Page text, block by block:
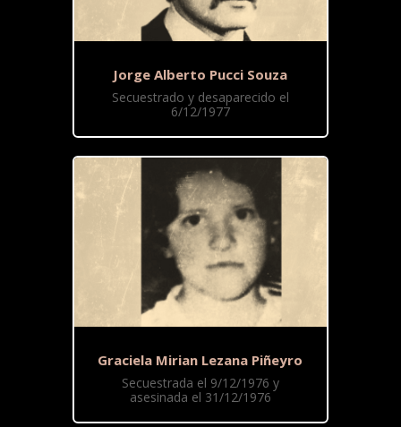
Jorge Alberto Pucci Souza
Secuestrado y desaparecido el
6/12/1977
Graciela Mirian Lezana Piñeyro
Secuestrada el 9/12/1976 y
asesinada el 31/12/1976